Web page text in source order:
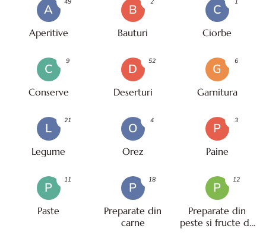
A
Aperitive
B
Bauturi
C
Ciorbe
C
Conserve
9
D
Deserturi
52
G
Garnitura
6
L
Legume
21
O
Orez
4
P
Paine
3
P
Paste
11
P
Preparate din
carne
18
P
Preparate din
peste si fructe de
12